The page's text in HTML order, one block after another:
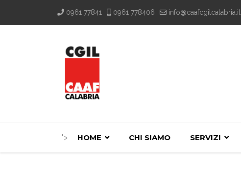
0961 77841 0961 778406 info@caafcgilcalabria.it
"> HOME CHI SIAMO SERVIZI